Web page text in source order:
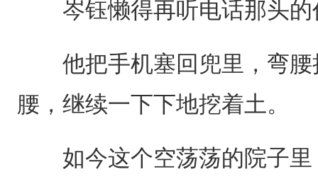
岑钰懒得再听电话那头的
他把手机塞回兜里，弯腰
腰，继续一下下地挖着土。
如今这个空荡荡的院子里